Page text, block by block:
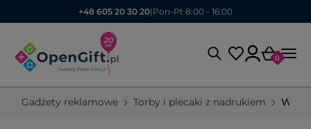
+48 605 20 30 20| Pon-Pt 8:00 - 16:00
0
Gadżety reklamowe Torby i plecaki z nadrukiem